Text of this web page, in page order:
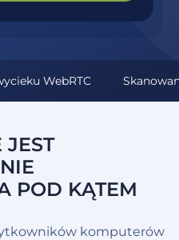
WebRTC
komputerów
POD KĄTEM